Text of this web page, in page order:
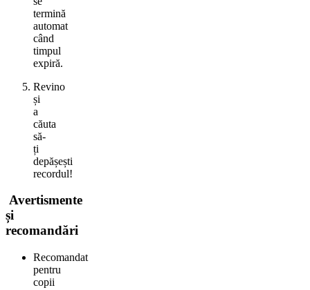
termină
automat
când
timpul
expiră.
Revino
și
a
căuta
să-
ți
depășești
recordul!
Avertismente
și
recomandări
Recomandat
pentru
copii